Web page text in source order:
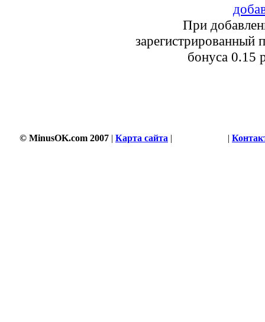
При
зарегистрированный
бонуса 0.15
© MinusOK.com 2007 | Карта сайта | |